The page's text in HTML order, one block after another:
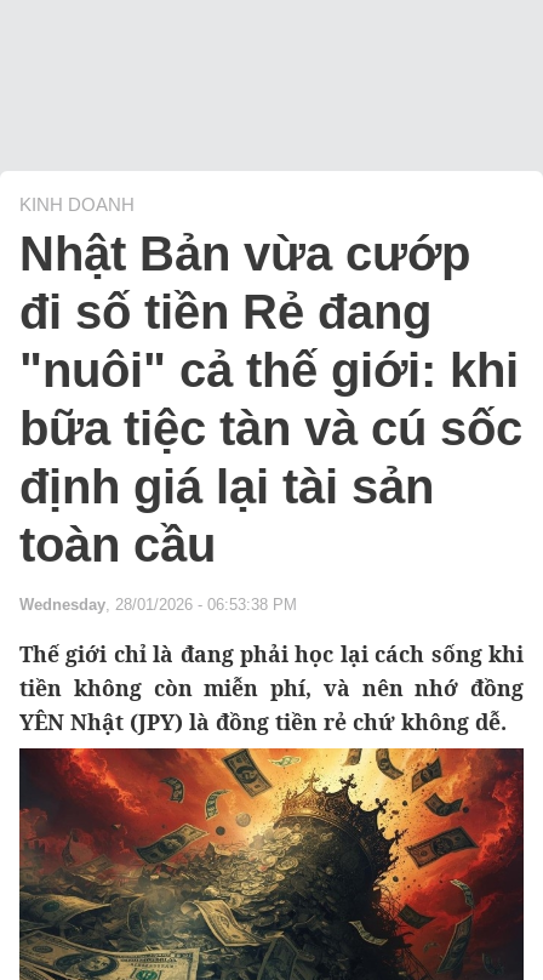
KINH DOANH
Nhật Bản vừa cướp
đi số tiền Rẻ đang
"nuôi" cả thế giới: khi
bữa tiệc tàn và cú sốc
định giá lại tài sản
toàn cầu
Wednesday, 28/01/2026 - 06:53:38 PM
Thế giới chỉ là đang phải học lại cách sống khi
tiền không còn miễn phí, và nên nhớ đồng
YÊN Nhật (JPY) là đồng tiền rẻ chứ không dễ.